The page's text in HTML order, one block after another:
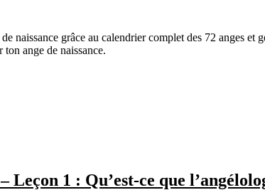
naissance grâce au calendrier complet des 72 anges
ton ange de naissance.
Leçon 1 : Qu’est-ce que